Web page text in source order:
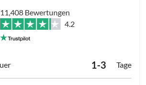
11,408 Bewertungen
4.2
1-3 Tage